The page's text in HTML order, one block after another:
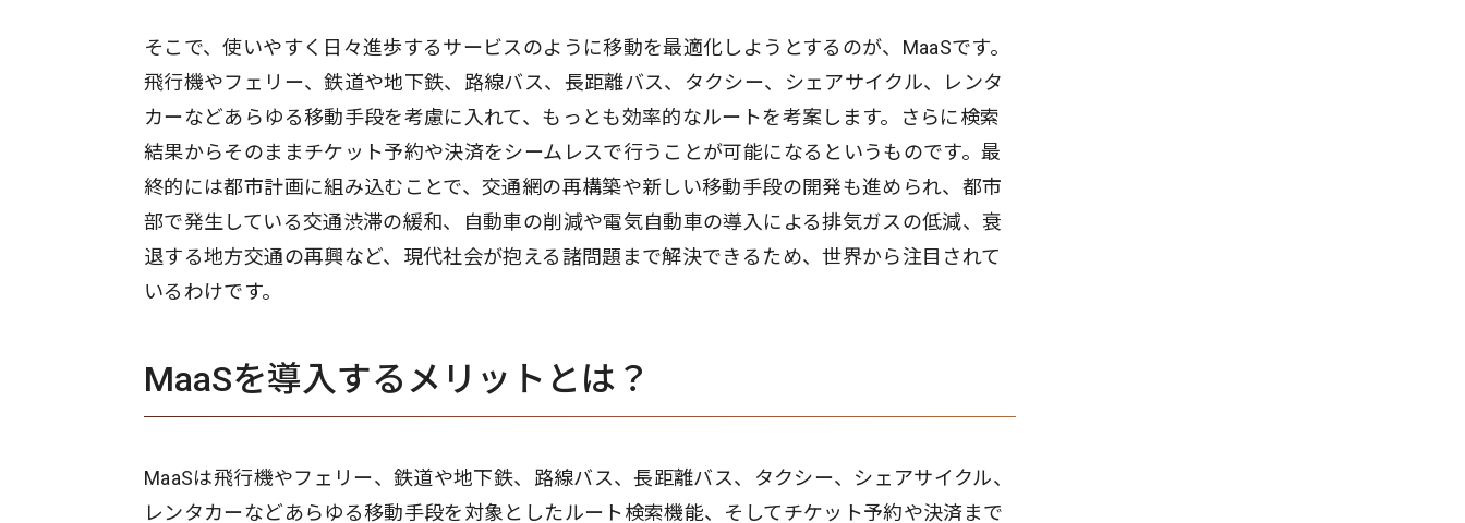
そこで、使いやすく日々進歩するサービスのように移動を最適化しようとするのが、MaaSです。
飛行機やフェリー、鉄道や地下鉄、路線バス、長距離バス、タクシー、シェアサイクル、レンタ
カーなどあらゆる移動手段を考慮に入れて、もっとも効率的なルートを考案します。さらに検索
結果からそのままチケット予約や決済をシームレスで行うことが可能になるというものです。最
終的には都市計画に組み込むことで、交通網の再構築や新しい移動手段の開発も進められ、都市
部で発生している交通渋滞の緩和、自動車の削減や電気自動車の導入による排気ガスの低減、衰
退する地方交通の再興など、現代社会が抱える諸問題まで解決できるため、世界から注目されて
いるわけです。
MaaSを導入するメリットとは？
MaaSは飛行機やフェリー、鉄道や地下鉄、路線バス、長距離バス、タクシー、シェアサイクル、
レンタカーなどあらゆる移動手段を対象としたルート検索機能、そしてチケット予約や決済まで